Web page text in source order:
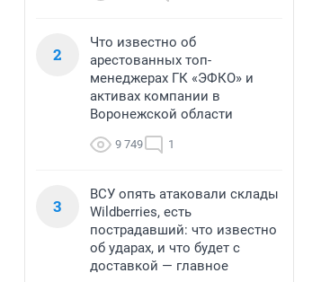
2
Что известно об
арестованных топ-
менеджерах ГК «ЭФКО» и
активах компании в
Воронежской области
9 749 1
3
ВСУ опять атаковали склады
Wildberries, есть
пострадавший: что известно
об ударах, и что будет с
доставкой — главное